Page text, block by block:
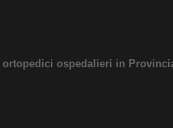
ortopedici ospedalieri in